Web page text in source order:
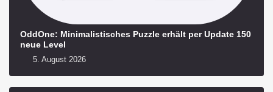
OddOne: Minimalistisches Puzzle erhält per Update 150
neue Level
5. August 2026